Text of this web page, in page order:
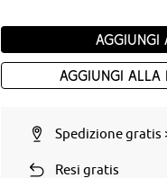
Aggiungi alla
Spedizione gratis
Resi gratis